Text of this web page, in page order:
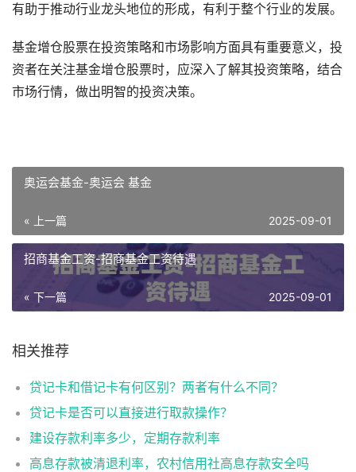
有助于推动行业龙头地位的形成，有利于整个行业的发展。
基金增仓股票在投资策略和市场影响方面具有重要意义，投
资者在关注基金增仓股票时，应深入了解其投资策略，结合
市场行情，做出明智的投资决策。
奥运会基金-奥运会 基金
« 上一篇 2025-09-01
招商基金工资-招商基金工资待遇
« 下一篇 2025-09-01
相关推荐
贷记卡和借记卡有何区别？两者有什么不同？
贷记卡是否可以直接进行取款操作？
建设存款利率多少，定期存款利率
高息存款被清退利率，农村信用社高息存款安全吗